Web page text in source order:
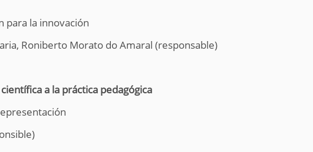
para la innovación
Roniberto Morato do Amaral (responsable)
a la práctica pedagógica